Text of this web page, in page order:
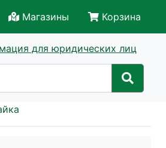
Магазины Корзина
для юридических лиц